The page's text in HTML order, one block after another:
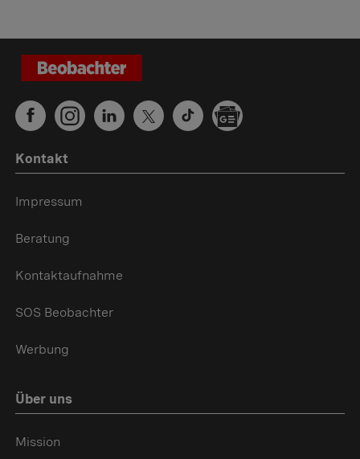
Kontakt
Impressum
Beratung
Kontaktaufnahme
SOS Beobachter
Werbung
Über uns
Mission